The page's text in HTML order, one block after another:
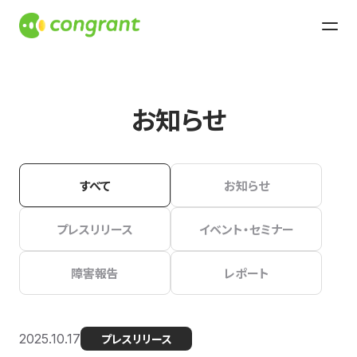
お知らせ
すべて お知らせ
プレスリリース イベント・セミナー
障害報告 レポート
2025.10.17 プレスリリース